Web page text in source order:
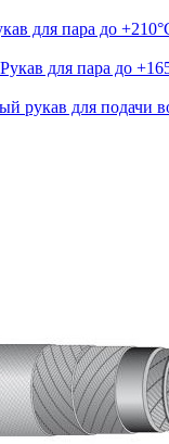
для пара до
для пара до
рукав для подачи